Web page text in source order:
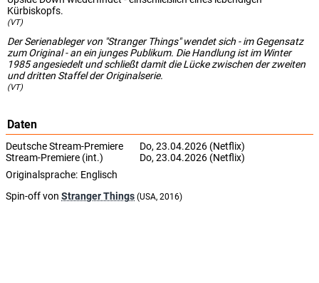
Kürbiskopfs.
(VT)
Der Serienableger von "Stranger Things" wendet sich - im Gegensatz
zum Original - an ein junges Publikum. Die Handlung ist im Winter
1985 angesiedelt und schließt damit die Lücke zwischen der zweiten
und dritten Staffel der Originalserie.
(VT)
Daten
Deutsche Stream-Premiere
Do, 23.04.2026 (Netflix)
Stream-Premiere (int.)
Do, 23.04.2026 (Netflix)
Originalsprache: Englisch
Spin-off von Stranger Things (USA, 2016)